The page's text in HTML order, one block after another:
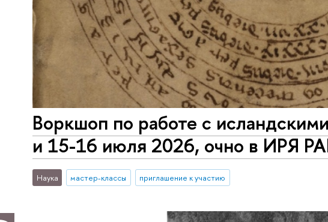
Воркшоп по работе с
и 15-16 июля 2026, очно в ИРЯ
Наука мастер-классы приглашение к участию